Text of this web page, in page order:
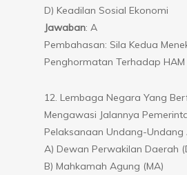
D) Keadilan Sosial Ekonomi
Jawaban: A
Pembahasan: Sila Kedua
Penghormatan Terhadap HAM
12. Lembaga Negara Yang
Mengawasi Jalannya
Pelaksanaan Undang-Undang
A) Dewan Perwakilan Daerah
B) Mahkamah Agung (MA)